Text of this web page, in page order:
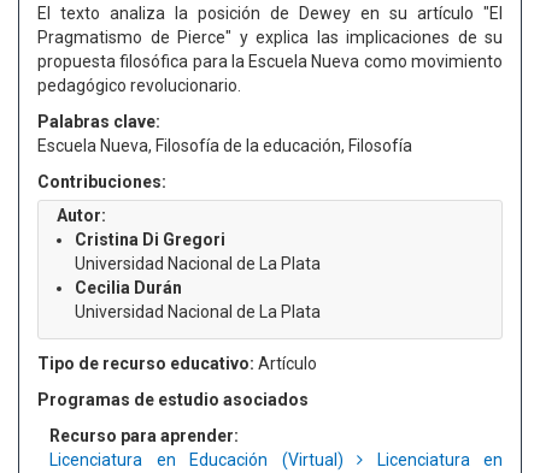
El texto analiza la posición de Dewey en su artículo "El
Pragmatismo de Pierce" y explica las implicaciones de su
propuesta filosófica para la Escuela Nueva como movimiento
pedagógico revolucionario.
Palabras clave:
Escuela Nueva, Filosofía de la educación, Filosofía
Contribuciones:
Autor:
Cristina Di Gregori
Universidad Nacional de La Plata
Cecilia Durán
Universidad Nacional de La Plata
Tipo de recurso educativo: Artículo
Programas de estudio asociados
Recurso para aprender:
Licenciatura en Educación (Virtual)
Licenciatura en